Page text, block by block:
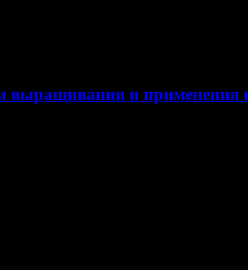
выращивания и